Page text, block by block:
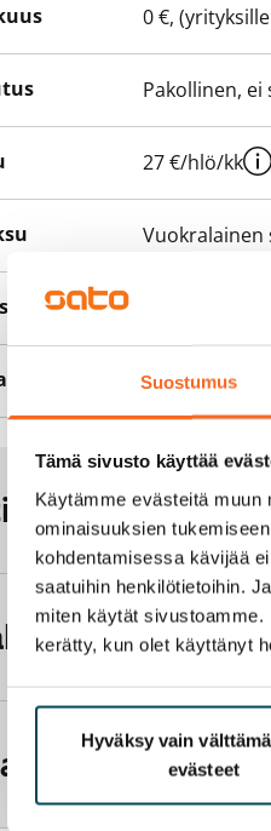
Suostumus
Tämä sivusto käyttää
Käytämme evästeitä muun
ominaisuuksien
kohdentamisessa kävijää
saatuihin henkilötietoihin.
miten käytät sivustoamme.
kerätty, kun olet käyttänyt
Hyväksy vain
evästeet
0 €,
Pakollinen,
27 €/hlö/kk
Vuokralainen
Ei
esittely ja